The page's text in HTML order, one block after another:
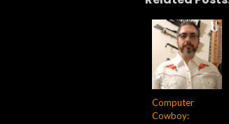
Computer
Cowboy: